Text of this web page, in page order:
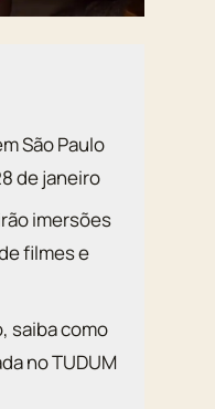
São Paulo
de janeiro
imersões
filmes e
saiba como
no TUDUM